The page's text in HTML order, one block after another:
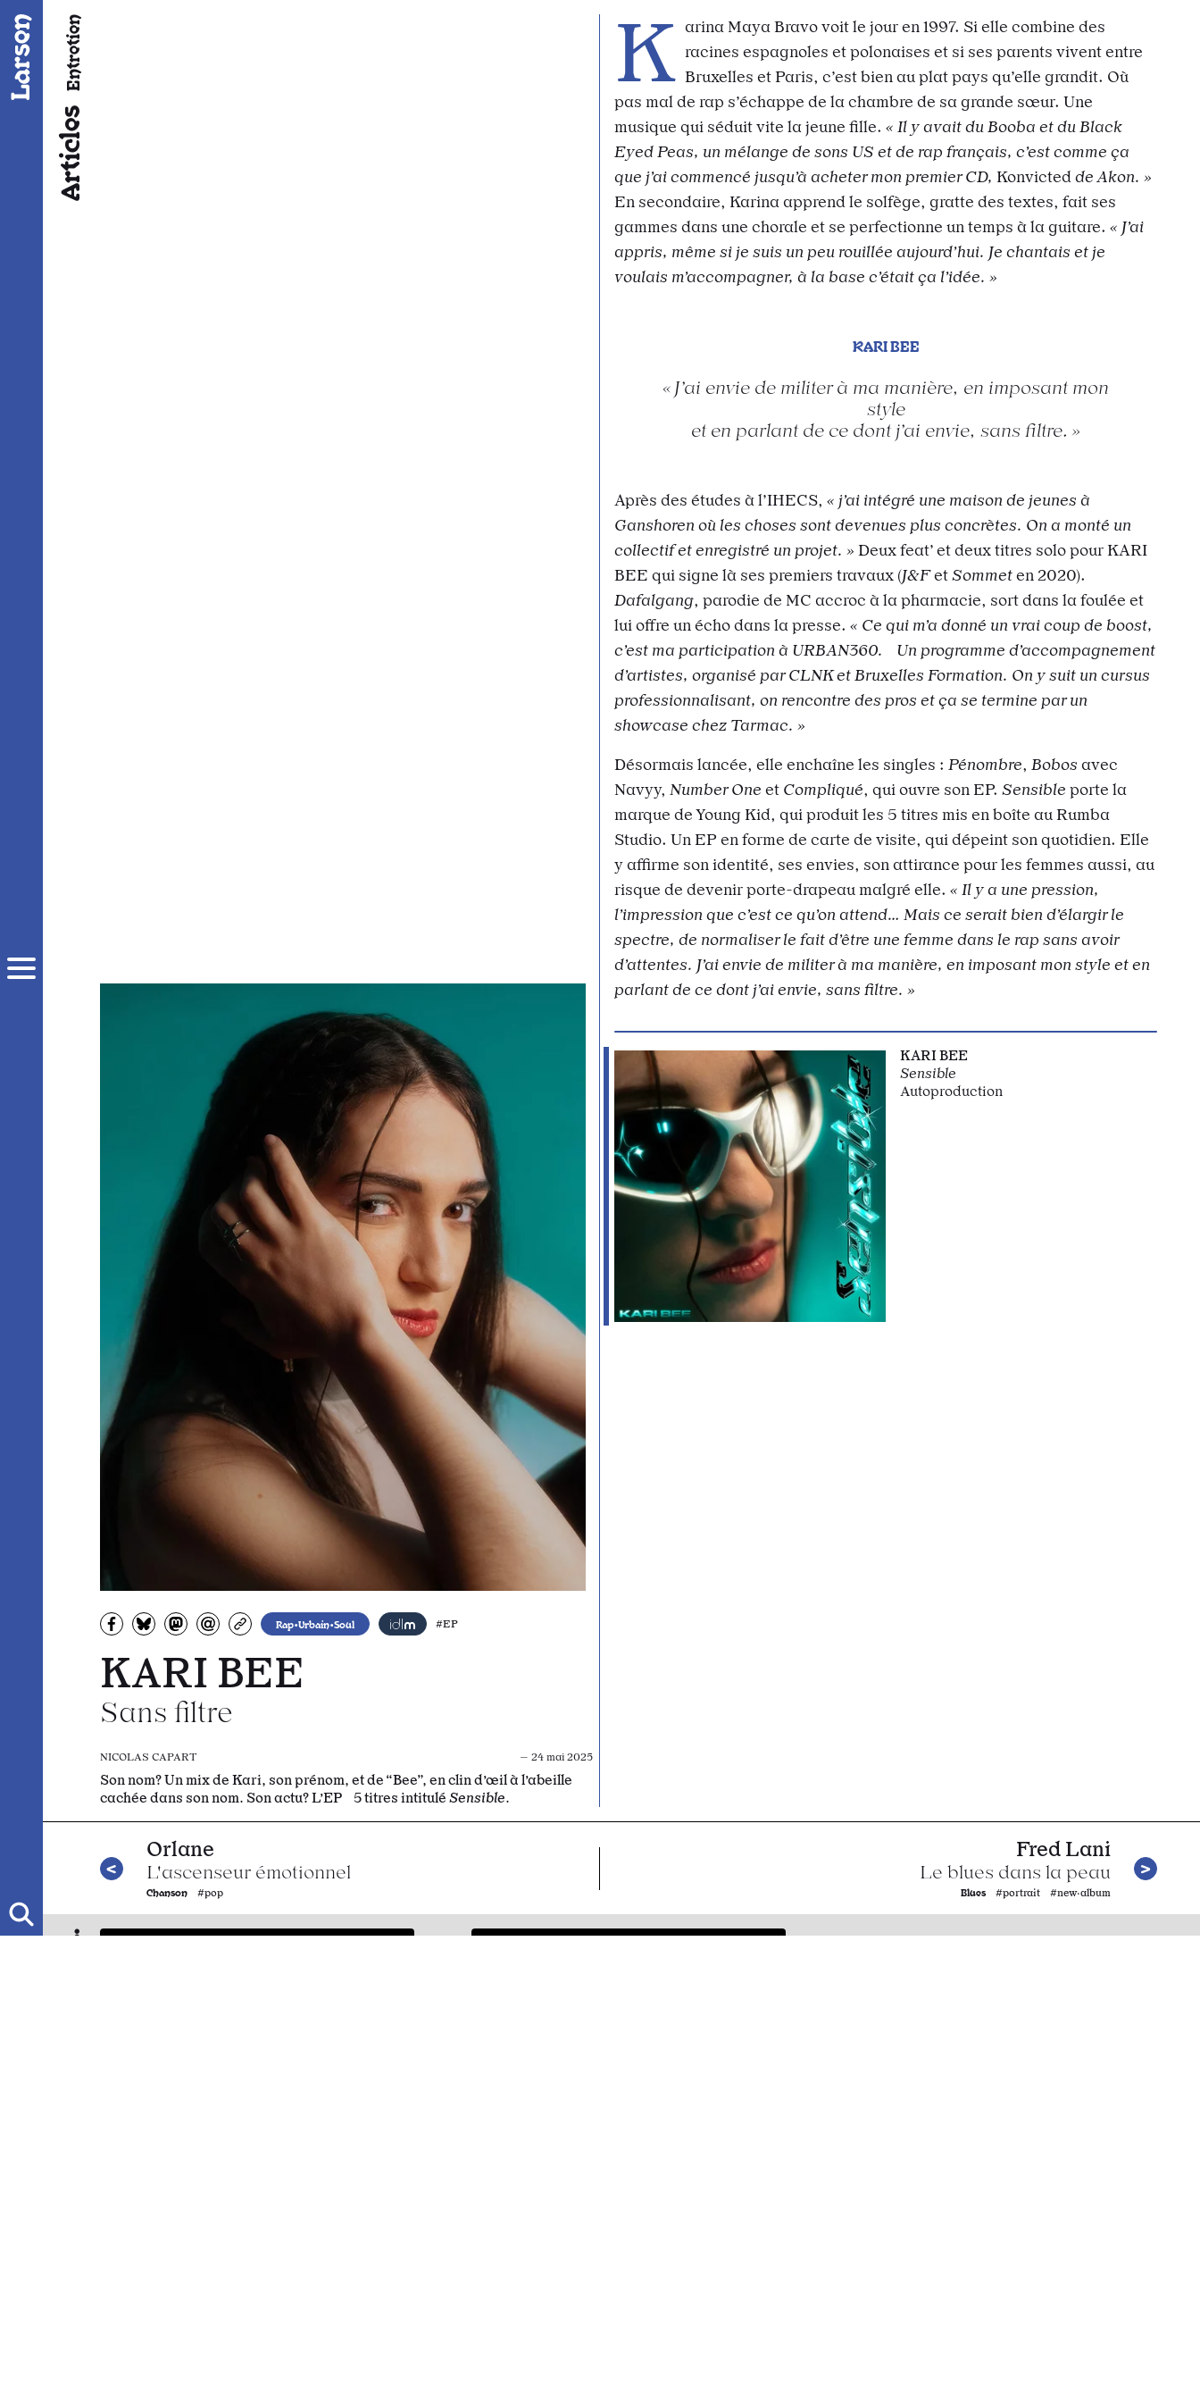
Articles
Entretien
KARI BEE
Sans filtre
NICOLAS CAPART — 24 mai 2025
Son nom? Un mix de Kari, son prénom, et de “Bee”, en clin d’œil à l’abeille
cachée dans son nom. Son actu? L’EP 5 titres intitulé Sensible.
Partagez sur Facebook
Partager sur Bluesky
Partager sur Mastodon
Partagez par e-mail
Copiez l’url
Rap•Urbain•Soul #EP
K arina Maya Bravo voit le jour en 1997. Si elle combine des
racines espagnoles et polonaises et si ses parents vivent entre
Bruxelles et Paris, c’est bien au plat pays qu’elle grandit. Où
pas mal de rap s’échappe de la chambre de sa grande sœur. Une
musique qui séduit vite la jeune fille. « Il y avait du Booba et du Black
Eyed Peas, un mélange de sons US et de rap français, c’est comme ça
que j’ai commencé jusqu’à acheter mon premier CD, Konvicted de Akon. »
En secondaire, Karina apprend le solfège, gratte des textes, fait ses
gammes dans une chorale et se perfectionne un temps à la guitare. « J’ai
appris, même si je suis un peu rouillée aujourd’hui. Je chantais et je
voulais m’accompagner, à la base c’était ça l’idée. »
KARI BEE
J’ai envie de militer à ma manière, en imposant mon
style
et en parlant de ce dont j’ai envie, sans filtre.
Après des études à l’IHECS, « j’ai intégré une maison de jeunes à
Ganshoren où les choses sont devenues plus concrètes. On a monté un
collectif et enregistré un projet. » Deux feat’ et deux titres solo pour KARI
BEE qui signe là ses premiers travaux (J&FetSommeten 2020).
Dafalgang, parodie de MC accroc à la pharmacie, sort dans la foulée et
lui offre un écho dans la presse. « Ce qui m’a donné un vrai coup de boost,
c’est ma participation à URBAN360. Un programme d’accompagnement
d’artistes, organisé par CLNK et Bruxelles Formation. On y suit un cursus
professionnalisant, on rencontre des pros et ça se termine par un
showcase chez Tarmac. »
Désormais lancée, elle enchaîne les singles : Pénombre, Bobos avec
Navyy, Number One et Compliqué, qui ouvre son EP. Sensible porte la
marque de Young Kid, qui produit les 5 titres mis en boîte au Rumba
Studio. Un EP en forme de carte de visite, qui dépeint son quotidien. Elle
y affirme son identité, ses envies, son attirance pour les femmes aussi, au
risque de devenir porte-drapeau malgré elle. « Il y a une pression,
l’impression que c’est ce qu’on attend… Mais ce serait bien d’élargir le
spectre, de normaliser le fait d’être une femme dans le rap sans avoir
d’attentes. J’ai envie de militer à ma manière, en imposant mon style et en
parlant de ce dont j’ai envie, sans filtre. »
KARI BEE
Sensible
Autoproduction
Orlane
L'ascenseur émotionnel
Chanson #pop
Fred Lani
Le blues dans la peau
Blues #portrait #new·album